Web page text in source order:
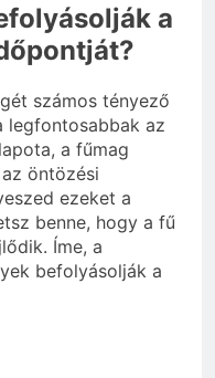
a
számos tényező
legfontosabbak az
a fűmag
öntözési
ezeket a
benne, hogy a fű
Íme, a
befolyásolják a